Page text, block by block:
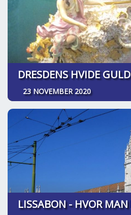
DRESDENS HVIDE GULD
23 NOVEMBER 2020